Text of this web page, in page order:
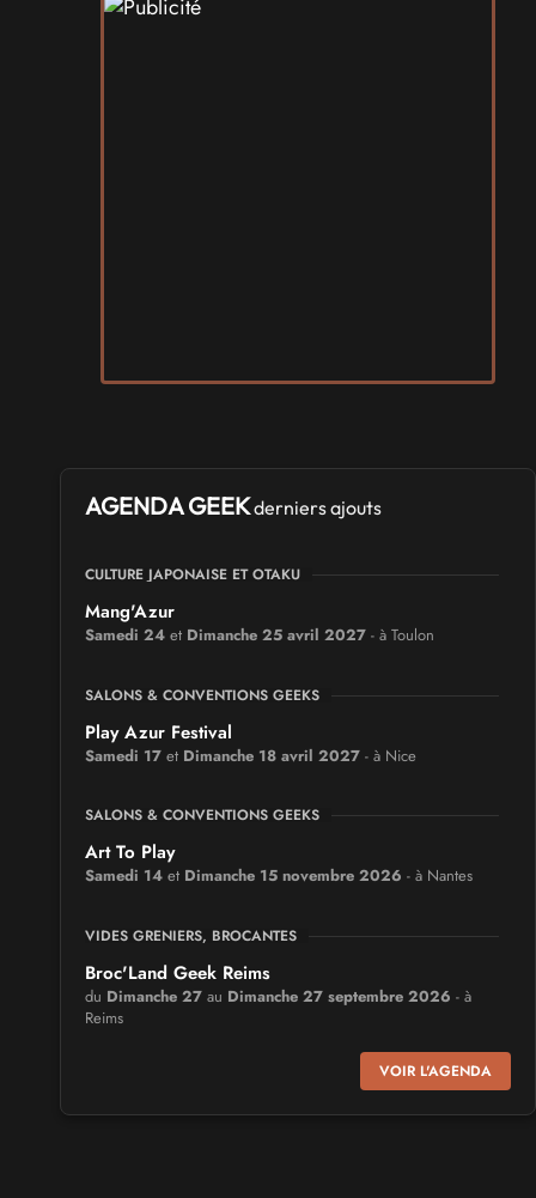
AGENDA GEEKderniers ajouts
CULTURE JAPONAISE ET OTAKU
Mang'Azur
Samedi 24 et Dimanche 25 avril 2027 - à Toulon
SALONS & CONVENTIONS GEEKS
Play Azur Festival
Samedi 17 et Dimanche 18 avril 2027 - à Nice
SALONS & CONVENTIONS GEEKS
Art To Play
Samedi 14 et Dimanche 15 novembre 2026 - à Nantes
VIDES GRENIERS, BROCANTES
Broc'Land Geek Reims
du Dimanche 27 au Dimanche 27 septembre 2026 - à
Reims
MangAnime
VOIR L'AGENDA